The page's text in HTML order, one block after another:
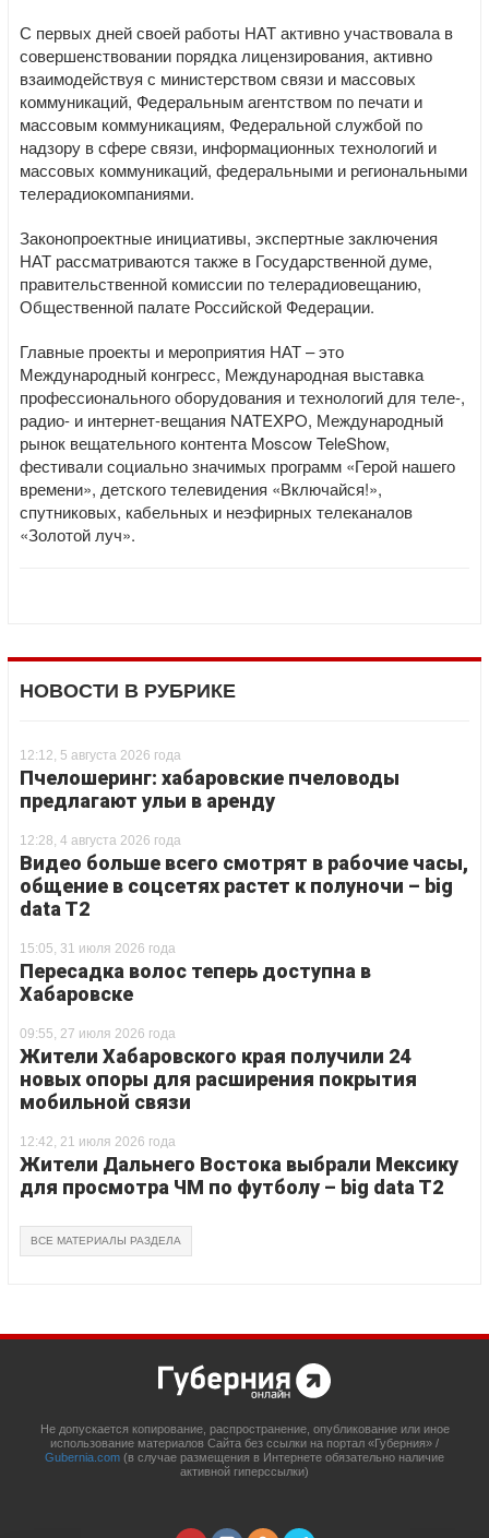
С первых дней своей работы НАТ активно участвовала в
совершенствовании порядка лицензирования, активно
взаимодействуя с министерством связи и массовых
коммуникаций, Федеральным агентством по печати и
массовым коммуникациям, Федеральной службой по
надзору в сфере связи, информационных технологий и
массовых коммуникаций, федеральными и региональными
телерадиокомпаниями.
Законопроектные инициативы, экспертные заключения
НАТ рассматриваются также в Государственной думе,
правительственной комиссии по телерадиовещанию,
Общественной палате Российской Федерации.
Главные проекты и мероприятия НАТ – это
Международный конгресс, Международная выставка
профессионального оборудования и технологий для теле-,
радио- и интернет-вещания NATEXPO, Международный
рынок вещательного контента Moscow TeleShow,
фестивали социально значимых программ «Герой нашего
времени», детского телевидения «Включайся!»,
спутниковых, кабельных и неэфирных телеканалов
«Золотой луч».
НОВОСТИ В РУБРИКЕ
12:12, 5 августа 2026 года
Пчелошеринг: хабаровские пчеловоды
предлагают ульи в аренду
12:28, 4 августа 2026 года
Видео больше всего смотрят в рабочие часы,
общение в соцсетях растет к полуночи – big
data T2
15:05, 31 июля 2026 года
Пересадка волос теперь доступна в
Хабаровске
09:55, 27 июля 2026 года
Жители Хабаровского края получили 24
новых опоры для расширения покрытия
мобильной связи
12:42, 21 июля 2026 года
Жители Дальнего Востока выбрали Мексику
для просмотра ЧМ по футболу – big data T2
ВСЕ МАТЕРИАЛЫ РАЗДЕЛА
Не допускается копирование, распространение, опубликование или иное
использование материалов Сайта без ссылки на портал «Губерния» /
Gubernia.com (в случае размещения в Интернете обязательно наличие
активной гиперссылки)